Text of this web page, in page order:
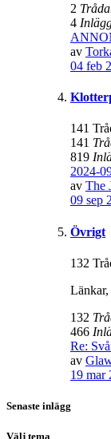
2
4
av
04 feb
141
141
819
2024-
av The
09 sep
Övrigt
132
132
466
Re:
av
19 mar
Senaste inlägg
Välj tema